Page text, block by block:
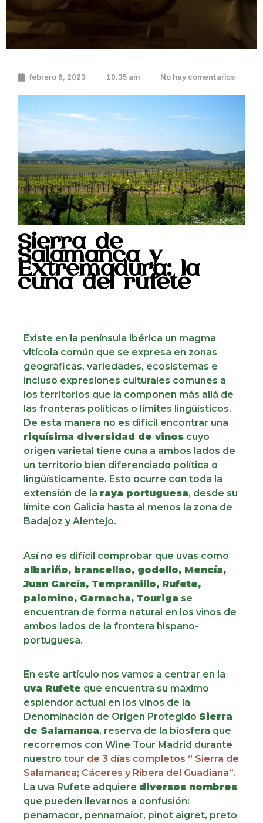
febrero 6, 2023 10:35 am No hay comentarios
Sierra de
Salamanca y
Extremadura: la
cuna del rufete
Existe en la península ibérica un magma
vitícola común que se expresa en zonas
geográficas, variedades, ecosistemas e
incluso expresiones culturales comunes a
los territorios que la componen más allá de
las fronteras políticas o límites lingüísticos.
De esta manera no es difícil encontrar una
riquísima diversidad de vinos cuyo
origen varietal tiene cuna a ambos lados de
un territorio bien diferenciado política o
lingüísticamente. Esto ocurre con toda la
extensión de la raya portuguesa, desde su
límite con Galicia hasta al menos la zona de
Badajoz y Alentejo.
Así no es difícil comprobar que uvas como
albariño, brancellao, godello, Mencía,
Juan García, Tempranillo, Rufete,
palomino, Garnacha, Touriga se
encuentran de forma natural en los vinos de
ambos lados de la frontera hispano-
portuguesa.
En este artículo nos vamos a centrar en la
uva Rufete que encuentra su máximo
esplendor actual en los vinos de la
Denominación de Origen Protegido Sierra
de Salamanca, reserva de la biosfera que
recorremos con Wine Tour Madrid durante
nuestro tour de 3 días completos “ Sierra de
Salamanca; Cáceres y Ribera del Guadiana”.
La uva Rufete adquiere diversos nombres
que pueden llevarnos a confusión:
penamacor, pennamaior, pinot aigret, preto